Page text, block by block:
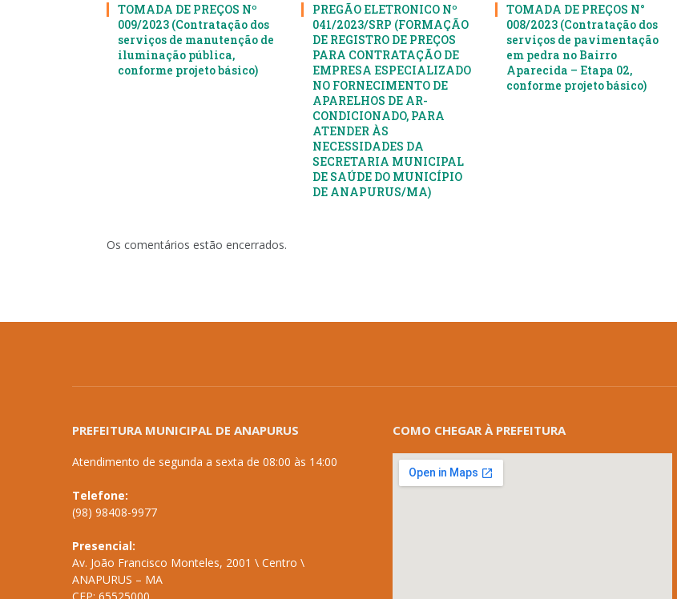
TOMADA DE PREÇOS Nº
009/2023 (Contratação dos
serviços de manutenção de
iluminação pública,
conforme projeto básico)
PREGÃO ELETRONICO Nº
041/2023/SRP (FORMAÇÃO
DE REGISTRO DE PREÇOS
PARA CONTRATAÇÃO DE
EMPRESA ESPECIALIZADO
NO FORNECIMENTO DE
APARELHOS DE AR-
CONDICIONADO, PARA
ATENDER ÀS
NECESSIDADES DA
SECRETARIA MUNICIPAL
DE SAÚDE DO MUNICÍPIO
DE ANAPURUS/MA)
TOMADA DE PREÇOS N°
008/2023 (Contratação dos
serviços de pavimentação
em pedra no Bairro
Aparecida – Etapa 02,
conforme projeto básico)
Os comentários estão encerrados.
PREFEITURA MUNICIPAL DE ANAPURUS
Atendimento de segunda a sexta de 08:00 às 14:00
Telefone:
(98) 98408-9977
Presencial:
Av. João Francisco Monteles, 2001 \ Centro \
ANAPURUS – MA
COMO CHEGAR À PREFEITURA